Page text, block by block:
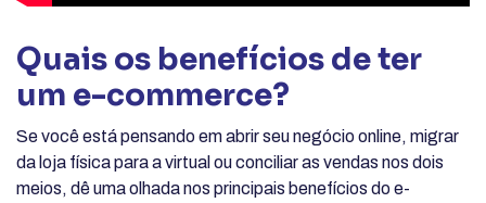
Quais os benefícios de ter
um e-commerce?
Se você está pensando em abrir seu negócio online, migrar
da loja física para a virtual ou conciliar as vendas nos dois
meios, dê uma olhada nos principais benefícios do e-